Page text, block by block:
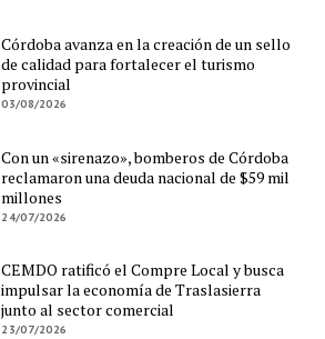
Córdoba avanza en la creación de un sello
de calidad para fortalecer el turismo
provincial
03/08/2026
Con un «sirenazo», bomberos de Córdoba
reclamaron una deuda nacional de $59 mil
millones
24/07/2026
CEMDO ratificó el Compre Local y busca
impulsar la economía de Traslasierra
junto al sector comercial
23/07/2026